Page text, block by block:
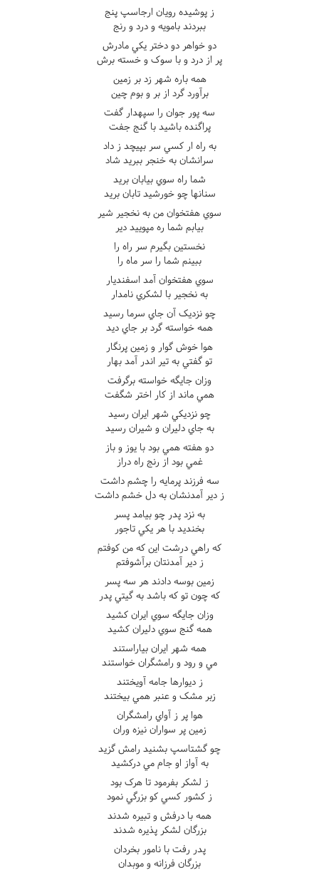
ز پوشيده رويان ارجاسپ پنج
ببردند بامويه و درد و رنج
دو خواهر دو دختر يکي مادرش
پر از درد و با سوک و خسته برش
همه باره شهر زد بر زمين
برآورد گرد از بر و بوم چين
سه پور جوان را سپهدار گفت
پراگنده باشيد با گنج جفت
به راه ار کسي سر بپيچد ز داد
سرانشان به خنجر ببريد شاد
شما راه سوي بيابان بريد
سنانها چو خورشيد تابان بريد
سوي هفتخوان من به نخجير شير
بيابم شما ره مپوييد دير
نخستين بگيرم سر راه را
ببينم شما را سر ماه را
سوي هفتخوان آمد اسفنديار
به نخجير با لشکري نامدار
چو نزديک آن جاي سرما رسيد
همه خواسته گرد بر جاي ديد
هوا خوش گوار و زمين پرنگار
تو گفتي به تير اندر آمد بهار
وزان جايگه خواسته برگرفت
همي ماند از کار اختر شگفت
چو نزديکي شهر ايران رسيد
به جاي دليران و شيران رسيد
دو هفته همي بود با يوز و باز
غمي بود از رنج راه دراز
سه فرزند پرمايه را چشم داشت
ز دير آمدنشان به دل خشم داشت
به نزد پدر چو بيامد پسر
بخنديد با هر يکي تاجور
که راهي درشت اين که من کوفتم
ز دير آمدنتان برآشوفتم
زمين بوسه دادند هر سه پسر
که چون تو که باشد به گيتي پدر
وزان جايگه سوي ايران کشيد
همه گنج سوي دليران کشيد
همه شهر ايران بياراستند
مي و رود و رامشگران خواستند
ز ديوارها جامه آويختند
زبر مشک و عنبر همي بيختند
هوا پر ز آواي رامشگران
زمين پر سواران نيزه وران
چو گشتاسپ بشنيد رامش گزيد
به آواز او جام مي درکشيد
ز لشکر بفرمود تا هرک بود
ز کشور کسي کو بزرگي نمود
همه با درفش و تبيره شدند
بزرگان لشکر پذيره شدند
پدر رفت با نامور بخردان
بزرگان فرزانه و موبدان